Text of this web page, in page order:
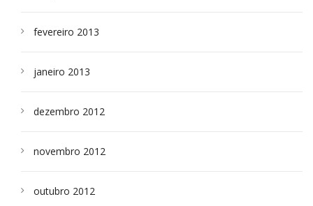
fevereiro 2013
janeiro 2013
dezembro 2012
novembro 2012
outubro 2012